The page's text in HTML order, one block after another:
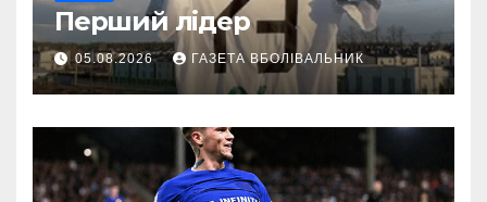
Перший лідер
05.08.2026 ГАЗЕТА ВБОЛІВАЛЬНИК